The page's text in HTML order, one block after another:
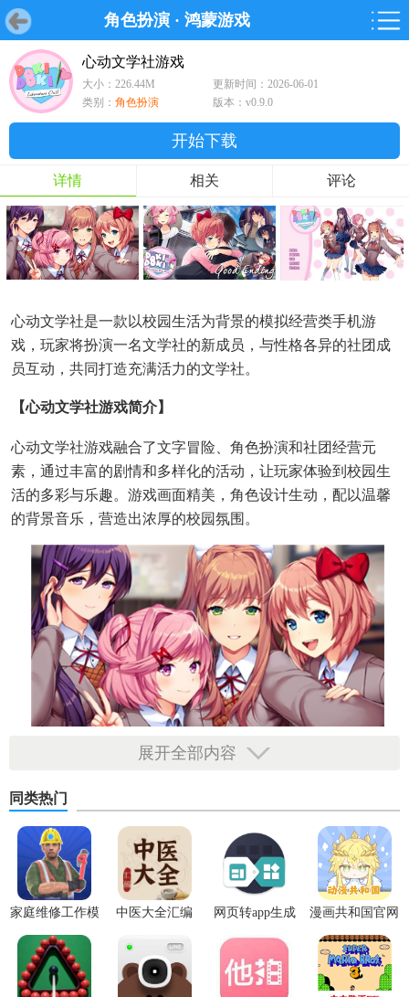
角色扮演 · 鸿蒙游戏
首页 游戏 软件
首页 游戏 软件 鸿蒙
游戏
鸿蒙
软件
专题
心动文学社游戏
大小：226.44M
更新时间：2026-06-01
类别： 角色扮演 版本：v0.9.0
开始下载
详情 相关 评论
心动文学社是一款以校园生活为背景的模拟经营类手机游
戏，玩家将扮演一名文学社的新成员，与性格各异的社团成
员互动，共同打造充满活力的文学社。
【心动文学社游戏简介】
心动文学社游戏融合了文字冒险、角色扮演和社团经营元
素，通过丰富的剧情和多样化的活动，让玩家体验到校园生
活的多彩与乐趣。游戏画面精美，角色设计生动，配以温馨
的背景音乐，营造出浓厚的校园氛围。
1. 丰富的剧情：游戏提供多条故事线，每个角色都有独特的
背景故事和性格设定，玩家可以通过对话和互动深入了解他
们。
2. 自由发展：玩家可以自由决定自己的行动和选择，不同的
选择会影响故事的发展和结局。
3. 经营元素：玩家需要管理文学社的各个方面，包括招募新
成员、组织活动、提升社团影响力等。
展开全部内容
同类热门
家庭维修工作模
拟器
中医大全汇编
网页转app生成
(fusionapp)v2.0.0
漫画共和国官网
正版